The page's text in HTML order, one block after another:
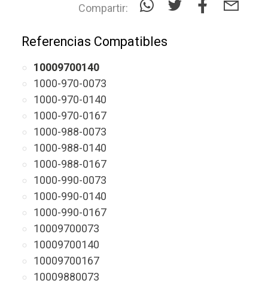
Compartir:
Referencias Compatibles
10009700140
1000-970-0073
1000-970-0140
1000-970-0167
1000-988-0073
1000-988-0140
1000-988-0167
1000-990-0073
1000-990-0140
1000-990-0167
10009700073
10009700140
10009700167
10009880073